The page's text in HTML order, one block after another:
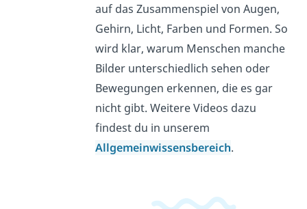
auf das Zusammenspiel von Augen,
Gehirn, Licht, Farben und Formen. So
wird klar, warum Menschen manche
Bilder unterschiedlich sehen oder
Bewegungen erkennen, die es gar
nicht gibt. Weitere Videos dazu
findest du in unserem
Allgemeinwissensbereich.